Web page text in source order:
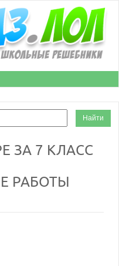
ЗА 7 КЛАСС
РАБОТЫ